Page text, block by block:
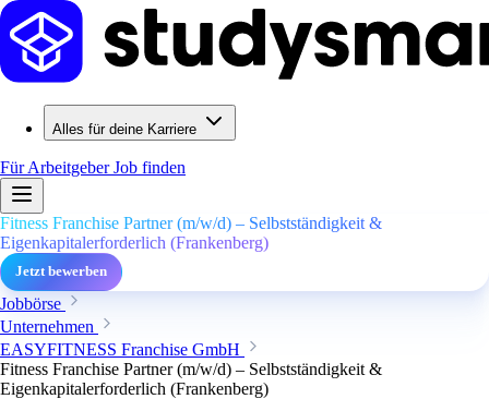
Alles für deine Karriere
Für ArbeitgeberJob finden
Fitness Franchise Partner (m/w/d) – Selbstständigkeit &
Eigenkapitalerforderlich (Frankenberg)
Jetzt bewerben
Jobbörse
Unternehmen
EASYFITNESS Franchise GmbH
Fitness Franchise Partner (m/w/d) – Selbstständigkeit &
Eigenkapitalerforderlich (Frankenberg)